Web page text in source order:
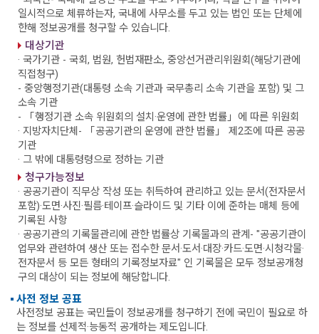
일시적으로 체류하는자, 국내에 사무소를 두고 있는 법인 또는 단체에
한해 정보공개를 청구할 수 있습니다.
대상기관
· 국가기관 - 국회, 법원, 헌법재판소, 중앙선거관리위원회(해당기관에
직접청구)
- 중앙행정기관(대통령 소속 기관과 국무총리 소속 기관을 포함) 및 그
소속 기관
- 「행정기관 소속 위원회의 설치·운영에 관한 법률」에 따른 위원회
· 지방자치단체 - 「공공기관의 운영에 관한 법률」 제2조에 따른 공공
기관
· 그 밖에 대통령령으로 정하는 기관
청구가능정보
· 공공기관이 직무상 작성 또는 취득하여 관리하고 있는 문서(전자문서
포함)·도면·사진·필름·테이프·슬라이드 및 기타 이에 준하는 매체 등에
기록된 사항
· 공공기관의 기록물관리에 관한 법률상 기록물과의 관계 - "공공기관이
업무와 관련하여 생산 또는 접수한 문서·도서·대장·카드·도면·시청각물·
전자문서 등 모든 형태의 기록정보자료" 인 기록물은 모두 정보공개청
구의 대상이 되는 정보에 해당합니다.
사전 정보 공표
사전정보 공표는 국민들이 정보공개를 청구하기 전에 국민이 필요로 하
는 정보를 선제적·능동적 공개하는 제도입니다.